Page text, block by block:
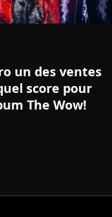
un des ventes
score pour
The Wow!